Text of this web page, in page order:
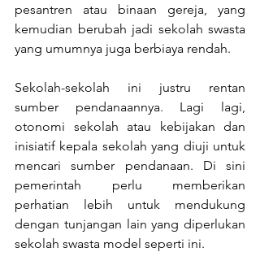
pesantren atau binaan gereja, yang
kemudian berubah jadi sekolah swasta
yang umumnya juga berbiaya rendah.
Sekolah-sekolah ini justru rentan
sumber pendanaannya. Lagi lagi,
otonomi sekolah atau kebijakan dan
inisiatif kepala sekolah yang diuji untuk
mencari sumber pendanaan. Di sini
pemerintah perlu memberikan
perhatian lebih untuk mendukung
dengan tunjangan lain yang diperlukan
sekolah swasta model seperti ini.